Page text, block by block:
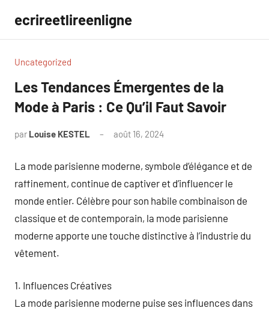
contenu
ecrireetlireenligne
Uncategorized
Les Tendances Émergentes de la
Mode à Paris : Ce Qu’il Faut Savoir
par Louise KESTEL août 16, 2024
La mode parisienne moderne, symbole d’élégance et de
raffinement, continue de captiver et d’influencer le
monde entier. Célèbre pour son habile combinaison de
classique et de contemporain, la mode parisienne
moderne apporte une touche distinctive à l’industrie du
vêtement.
1. Influences Créatives
La mode parisienne moderne puise ses influences dans